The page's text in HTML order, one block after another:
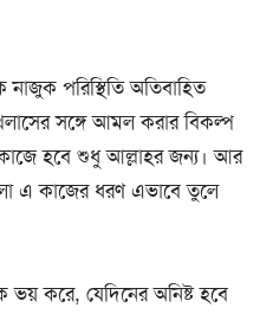
পরিস্থিতি অতিবাহিত
সঙ্গে আমল করার বিকল্প
কাজে হবে শুধু আল্লাহর জন্য। আর
এ কাজের ধরণ এভাবে তুলে
ভয় করে, যেদিনের অনিষ্ট হবে